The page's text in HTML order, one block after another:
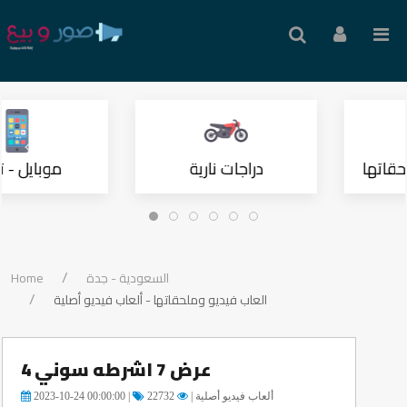
دراجات نارية موبايل -
Home
السعودية - جدة
العاب فيديو وملحقاتها - ألعاب فيديو أصلية
عرض 7 اشرطه سوني 4
2023-10-24 00:00:00 | ألعاب فيديو أصلية | 22732